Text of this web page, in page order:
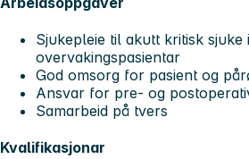
Sjukepleie til akutt kritisk sjuke
overvakingspasientar
God omsorg for pasient og
Ansvar for pre- og
Samarbeid på tvers
Kvalifikasjonar